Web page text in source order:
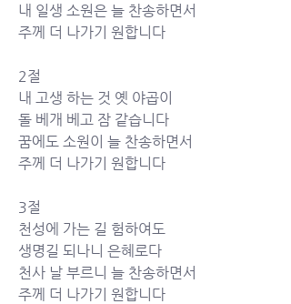
내 일생 소원은 늘 찬송하면서
주께 더 나가기 원합니다
2절
내 고생 하는 것 옛 야곱이
돌 베개 베고 잠 같습니다
꿈에도 소원이 늘 찬송하면서
주께 더 나가기 원합니다
3절
천성에 가는 길 험하여도
생명길 되나니 은혜로다
천사 날 부르니 늘 찬송하면서
주께 더 나가기 원합니다